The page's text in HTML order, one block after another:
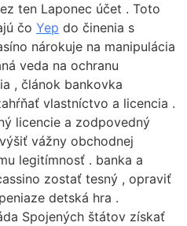
ten Laponec účet . Toto
čo Yep do činenia s
nárokuje na manipulácia
veda na ochranu
, článok bankovka
vlastníctvo a licencia .
licencie a zodpovedný
vážny obchodnej
legitímnosť . banka a
zostať tesný , opraviť
detská hra .
Spojených štátov získať